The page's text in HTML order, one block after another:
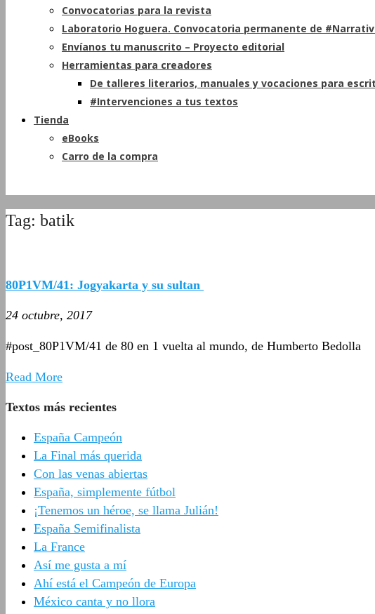
Convocatorias para la revista
Laboratorio Hoguera. Convocatoria permanente de
Envíanos tu manuscrito – Proyecto editorial
Herramientas para creadores
De talleres literarios, manuales y vocaciones para
#Intervenciones a tus textos
Tienda
eBooks
Carro de la compra
Tag: batik
80P1VM/41: Jogyakarta y su sultan
24 octubre, 2017
#post_80P1VM/41 de 80 en 1 vuelta al mundo, de Humberto Bedolla
Read More
Textos más recientes
España Campeón
La Final más querida
Con las venas abiertas
España, simplemente fútbol
¡Tenemos un héroe, se llama Julián!
España Semifinalista
La France
Así me gusta a mí
Ahí está el Campeón de Europa
México canta y no llora